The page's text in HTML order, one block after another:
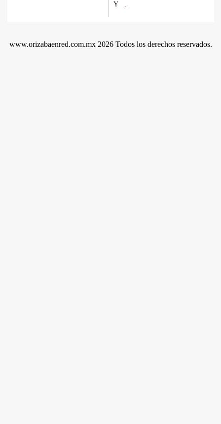
Y
www.orizabaenred.com.mx 2026 Todos los derechos reservados.